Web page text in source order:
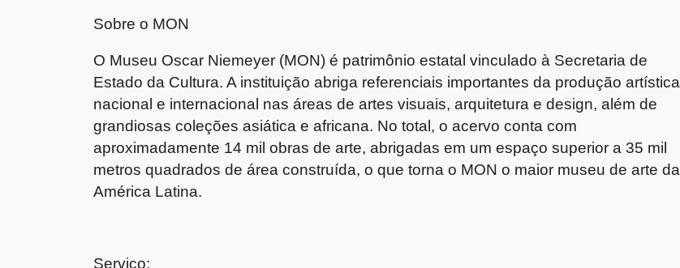
Sobre o MON
O Museu Oscar Niemeyer (MON) é patrimônio estatal vinculado à Secretaria de
Estado da Cultura. A instituição abriga referenciais importantes da produção artística
nacional e internacional nas áreas de artes visuais, arquitetura e design, além de
grandiosas coleções asiática e africana. No total, o acervo conta com
aproximadamente 14 mil obras de arte, abrigadas em um espaço superior a 35 mil
metros quadrados de área construída, o que torna o MON o maior museu de arte da
América Latina.
Serviço: